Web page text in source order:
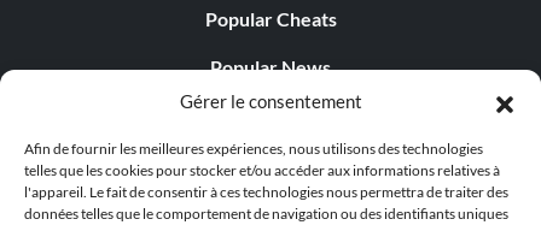
Gérer le consentement
Afin de fournir les meilleures expériences, nous utilisons des technologies
telles que les cookies pour stocker et/ou accéder aux informations relatives à
l'appareil. Le fait de consentir à ces technologies nous permettra de traiter des
données telles que le comportement de navigation ou des identifiants uniques
Popular Cheats
Popular News
Popular Editorials
Popular Free Games
LATEST UPDATES